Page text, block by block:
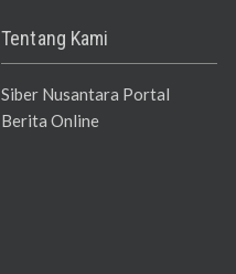
Tentang Kami
Siber Nusantara Portal
Berita Online